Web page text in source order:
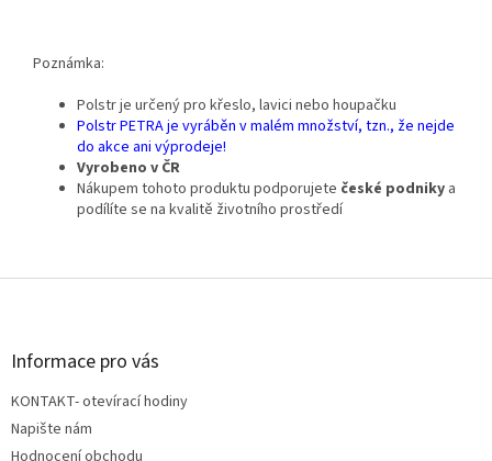
Poznámka:
Polstr je určený pro křeslo, lavici nebo houpačku
Polstr PETRA je vyráběn v malém množství, tzn., že nejde
do akce ani výprodeje!
Vyrobeno v ČR
Nákupem tohoto produktu podporujete české podniky a
podílíte se na kvalitě životního prostředí
Z
Informace pro vás
KONTAKT- otevírací hodiny
Napište nám
Hodnocení obchodu